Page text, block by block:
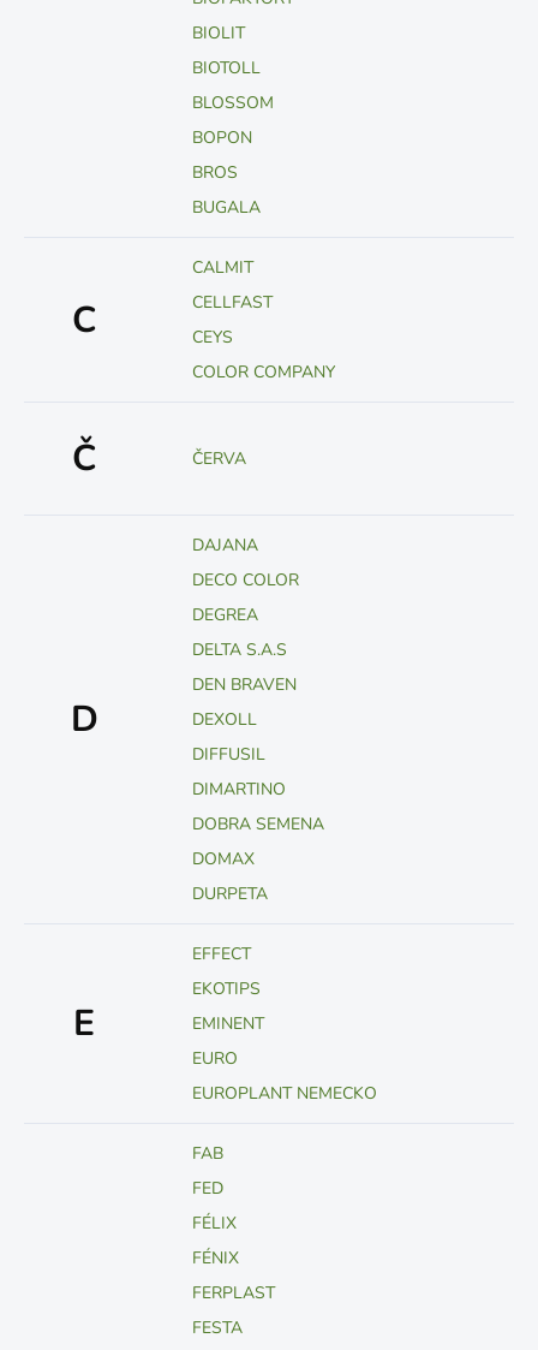
BIOLIT
BIOTOLL
BLOSSOM
BOPON
BROS
BUGALA
C
CALMIT
CELLFAST
CEYS
COLOR COMPANY
Č ČERVA
D
DAJANA
DECO COLOR
DEGREA
DELTA S.A.S
DEN BRAVEN
DEXOLL
DIFFUSIL
DIMARTINO
DOBRA SEMENA
DOMAX
DURPETA
E
EFFECT
EKOTIPS
EMINENT
EURO
EUROPLANT NEMECKO
FAB
FED
FÉLIX
FÉNIX
FERPLAST
FESTA